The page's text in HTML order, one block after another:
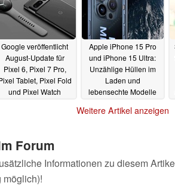
Google veröffentlicht
August-Update für
Pixel 6, Pixel 7 Pro,
Tablet, Pixel Fold
und Pixel Watch
Apple iPhone 15 Pro
und iPhone 15 Ultra:
Unzählige Hüllen im
Laden und
lebensechte Modelle
Design-Features
Weitere Artikel anzeigen
Forum
Informationen zu diesem
möglich)!